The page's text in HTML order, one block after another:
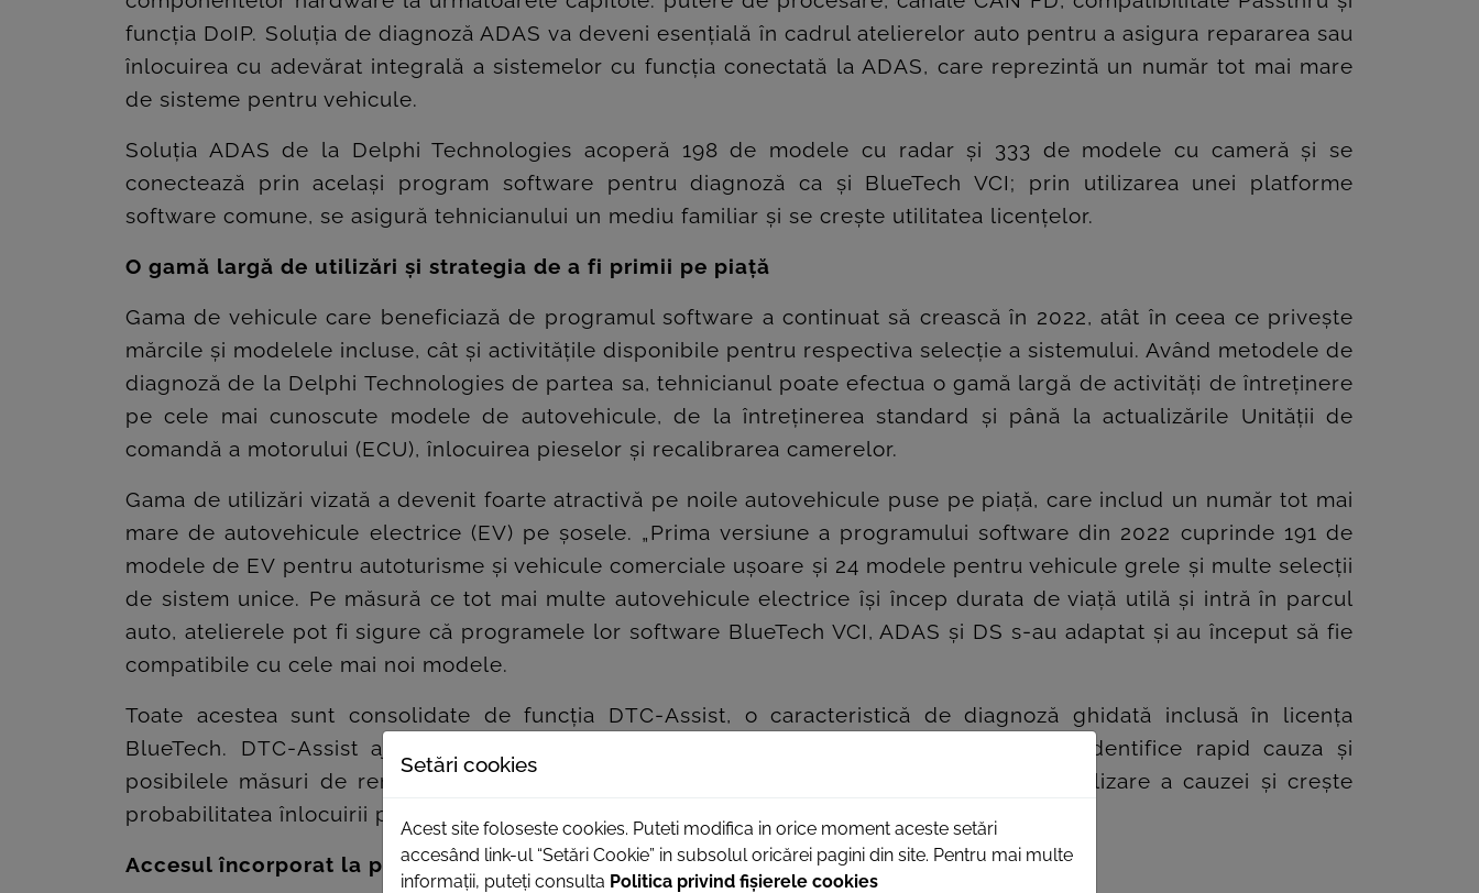
funcția DoIP. Soluția de diagnoză ADAS va deveni esențială în cadrul atelierelor auto pentru a asigura repararea sau
înlocuirea cu adevărat integrală a sistemelor cu funcția conectată la ADAS, care reprezintă un număr tot mai mare
de sisteme pentru vehicule.
Soluția ADAS de la Delphi Technologies acoperă 198 de modele cu radar și 333 de modele cu cameră și se
conectează prin același program software pentru diagnoză ca și BlueTech VCI; prin utilizarea unei platforme
software comune, se asigură tehnicianului un mediu familiar și se crește utilitatea licențelor.
O gamă largă de utilizări și strategia de a fi primii pe piață
Gama de vehicule care beneficiază de programul software a continuat să crească în 2022, atât în ceea ce privește
mărcile și modelele incluse, cât și activitățile disponibile pentru respectiva selecție a sistemului. Având metodele de
diagnoză de la Delphi Technologies de partea sa, tehnicianul poate efectua o gamă largă de activități de întreținere
pe cele mai cunoscute modele de autovehicule, de la întreținerea standard și până la actualizările Unității de
comandă a motorului (ECU), înlocuirea pieselor și recalibrarea camerelor.
Gama de utilizări vizată a devenit foarte atractivă pe noile autovehicule puse pe piață, care includ un număr tot mai
mare de autovehicule electrice (EV) pe șosele. „Prima versiune a programului software din 2022 cuprinde 191 de
modele de EV pentru autoturisme și vehicule comerciale ușoare și 24 modele pentru vehicule grele și multe selecții
de sistem unice. Pe măsură ce tot mai multe autovehicule electrice își încep durata de viață utilă și intră în parcul
auto, atelierele pot fi sigure că programele lor software BlueTech VCI, ADAS și DS s-au adaptat și au început să fie
compatibile cu cele mai noi modele.
Toate acestea sunt consolidate de funcția DTC-Assist, o caracteristică de diagnoză ghidată inclusă în licența
BlueTech. DTC-Assist ajută utilizatorul unui instrument de la Delphi Technologies să identifice rapid cauza și
posibilele măsuri de remediere a problemelor autovehiculelor. Ea reduce timpul de analizare a cauzei și crește
probabilitatea înlocuirii pieselor corecte, îmbunătățind astfel rentabilitatea atelierului auto.
Accesul încorporat la portalul de securitate critică
Setări cookies
Acest site foloseste cookies. Puteti modifica in orice moment aceste setări
accesând link-ul “Setări Cookie” in subsolul oricărei pagini din site. Pentru mai multe
informații, puteți consulta Politica privind fișierele cookies